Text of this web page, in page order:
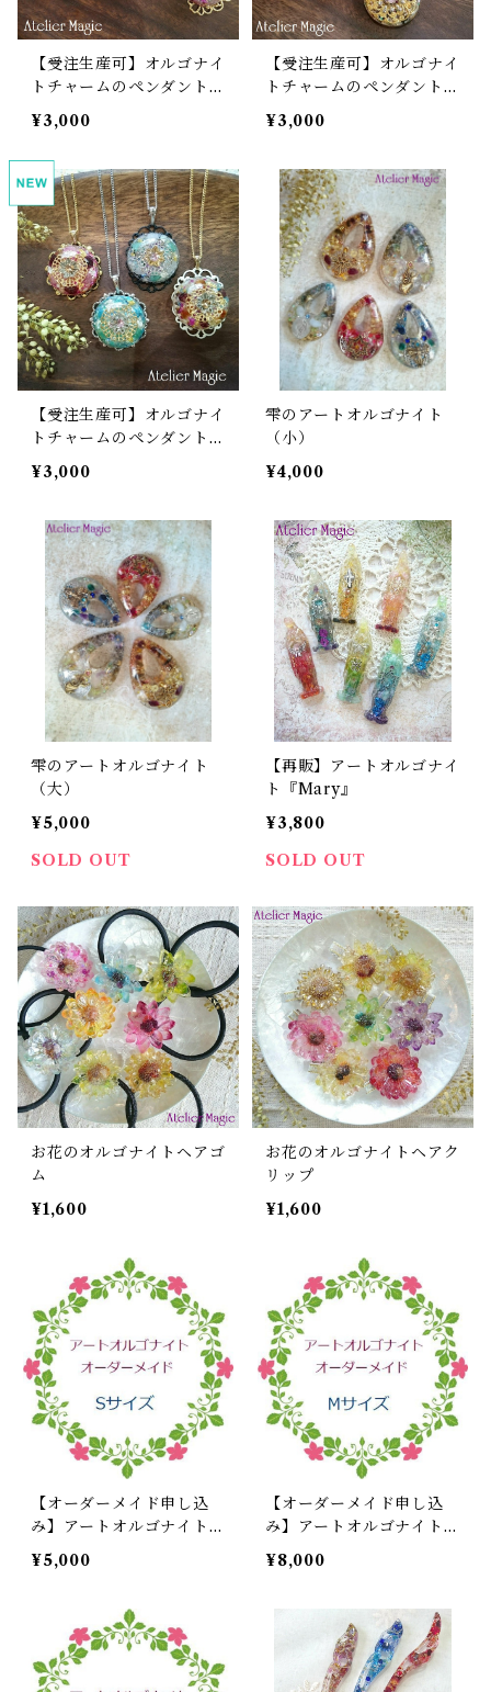
【受注生産可】オルゴナイ
トチャームのペンダント
（ドロップタイプ）
¥3,000
【受注生産可】オルゴナイ
トチャームのペンダント
（大粒タイプ）
¥3,000
【受注生産可】オルゴナイ
トチャームのペンダント
（ラウンドタイプ）
¥3,000
雫のアートオルゴナイト
（小）
¥4,000
雫のアートオルゴナイト
（大）
¥5,000
SOLD OUT
【再販】アートオルゴナイ
ト『Mary』
¥3,800
SOLD OUT
お花のオルゴナイトヘアゴ
ム
¥1,600
お花のオルゴナイトヘアク
リップ
¥1,600
【オーダーメイド申し込
み】アートオルゴナイト S
サイズ
¥5,000
【オーダーメイド申し込
み】アートオルゴナイト
Mサイズ
¥8,000